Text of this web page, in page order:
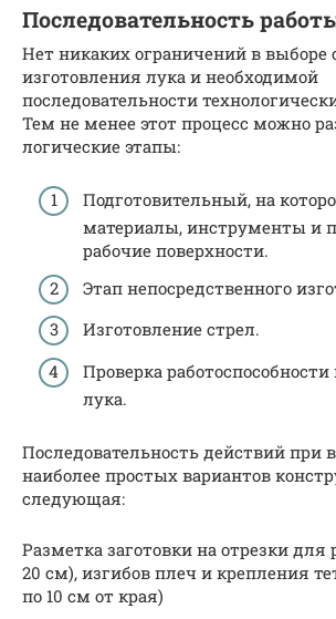
Последовательность
Нет никаких ограничений в выборе
изготовления лука и необходимой
последовательности
Тем не менее этот процесс можно
логические этапы:
Подготовительный, на
материалы, инструменты и
рабочие поверхности.
Этап непосредственного
Изготовление стрел.
Проверка
лука.
Последовательность действий при
наиболее простых вариантов
следующая:
Разметка заготовки на отрезки для
20 см), изгибов плеч и крепления
по 10 см от края)